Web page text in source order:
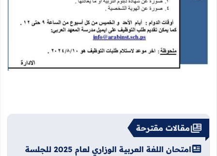
مقالات مقترحة
امتحان اللغة العربية الوزاري لعام 2025 للجلسة